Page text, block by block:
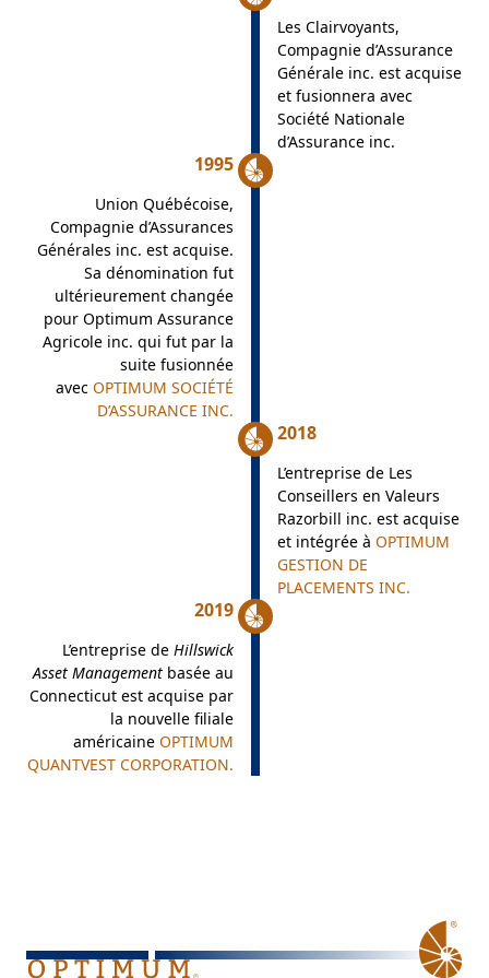
Les Clairvoyants,
Compagnie d’Assurance
Générale inc. est acquise
et fusionnera avec
Société Nationale
d’Assurance inc.
1995
Union Québécoise,
Compagnie d’Assurances
Générales inc. est acquise.
Sa dénomination fut
ultérieurement changée
pour Optimum Assurance
Agricole inc. qui fut par la
suite fusionnée
avec OPTIMUM SOCIÉTÉ
D’ASSURANCE INC.
2018
L’entreprise de Les
Conseillers en Valeurs
Razorbill inc. est acquise
et intégrée à OPTIMUM
GESTION DE
PLACEMENTS INC.
2019
L’entreprise de Hillswick
Asset Management basée au
Connecticut est acquise par
la nouvelle filiale
américaine OPTIMUM
QUANTVEST CORPORATION.